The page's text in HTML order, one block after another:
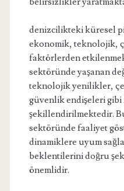
denizcilikteki küresel
ekonomik, teknolojik,
faktörlerden
sektöründe yaşanan
teknolojik yenilikler,
güvenlik endişeleri
şekillendirilmektedir.
sektöründe faaliyet
dinamiklere uyum
beklentilerini doğru
önemlidir.